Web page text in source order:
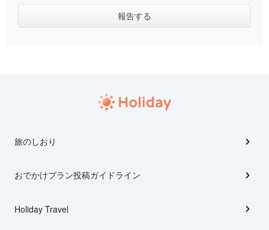
旅のしおり
おでかけプラン投稿ガイドライン
Holiday Travel